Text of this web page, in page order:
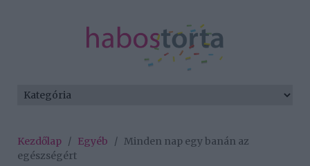
Kezdőlap / Egyéb / Minden nap egy banán az
egészségért